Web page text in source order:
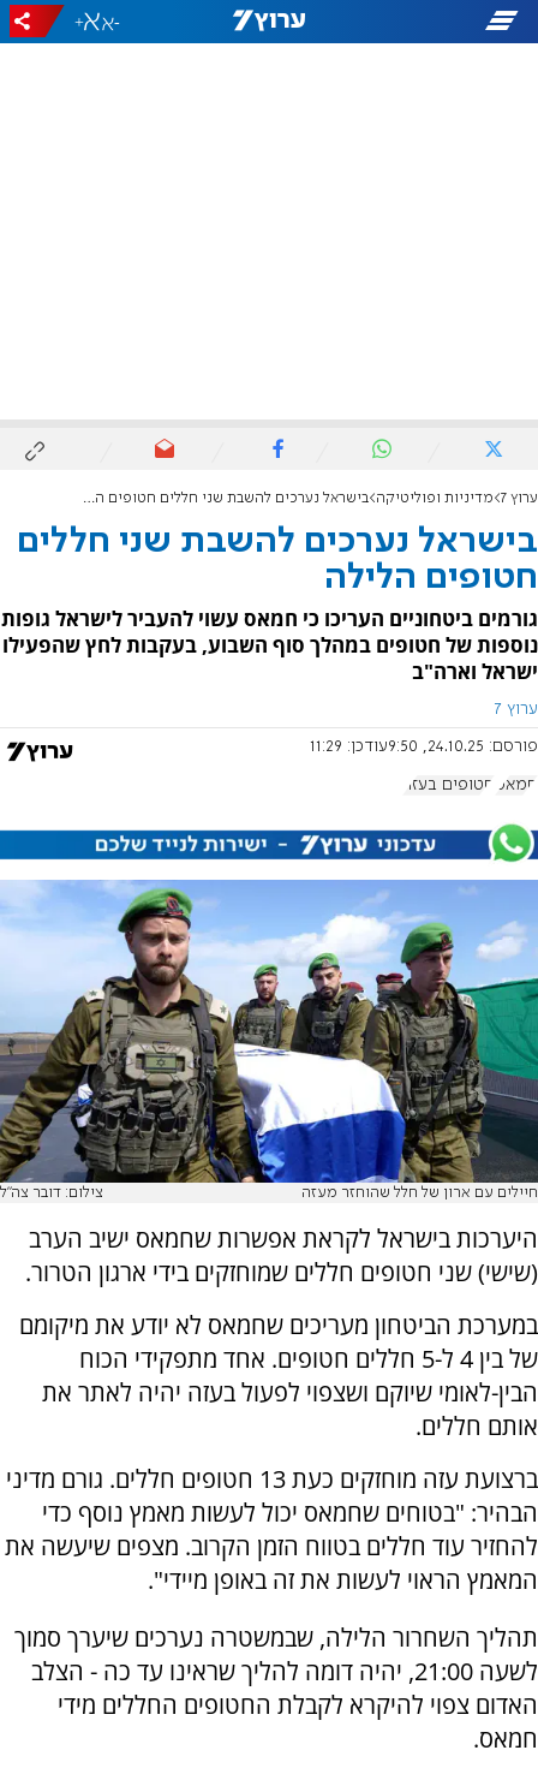
-
+
ערוץ 7 מדיניות ופוליטיקה בישראל נערכים להשבת שני חללים חטופים הלילה
בישראל נערכים להשבת שני חללים
חטופים הלילה
גורמים ביטחוניים העריכו כי חמאס עשוי להעביר לישראל גופות
נוספות של חטופים במהלך סוף השבוע, בעקבות לחץ שהפעילו
ישראל וארה"ב
ערוץ 7
פורסם: 24.10.25, 9:50 עודכן: 11:29
חמאס חטופים בעזה
חיילים עם ארון של חלל שהוחזר מעזה צילום: דובר צה"ל
היערכות בישראל לקראת אפשרות שחמאס ישיב הערב
(שישי) שני חטופים חללים שמוחזקים בידי ארגון הטרור.
במערכת הביטחון מעריכים שחמאס לא יודע את מיקומם
של בין 4 ל-5 חללים חטופים. אחד מתפקידי הכוח
הבין-לאומי שיוקם ושצפוי לפעול בעזה יהיה לאתר את
אותם חללים.
ברצועת עזה מוחזקים כעת 13 חטופים חללים. גורם מדיני
הבהיר: "בטוחים שחמאס יכול לעשות מאמץ נוסף כדי
להחזיר עוד חללים בטווח הזמן הקרוב. מצפים שיעשה את
המאמץ הראוי לעשות את זה באופן מיידי".
תהליך השחרור הלילה, שבמשטרה נערכים שיערך סמוך
לשעה 21:00, יהיה דומה להליך שראינו עד כה - הצלב
האדום צפוי להיקרא לקבלת החטופים החללים מידי
חמאס.